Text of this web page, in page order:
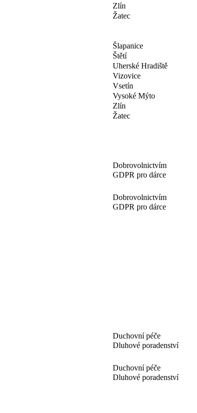
Zlín
Žatec
Šlapanice
Štětí
Uherské Hradiště
Vizovice
Vsetín
Vysoké Mýto
Zlín
Žatec
Dobrovolnictvím
GDPR pro dárce
Dobrovolnictvím
GDPR pro dárce
Duchovní péče
Dluhové poradenství
Duchovní péče
Dluhové poradenství